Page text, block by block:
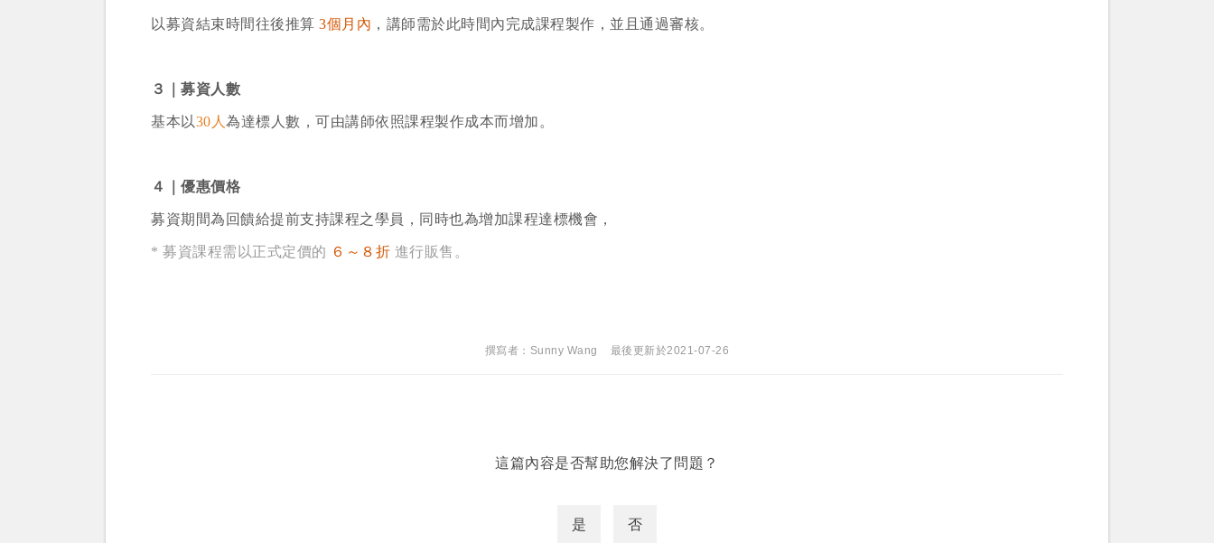
忘記密碼
重設密碼
以募資結束時間往後推算 3個月內 ，講師需於此時間內完成課程製作，並且通過審核。
３｜募資人數
基本以30人 為達標人數，可由講師依照課程製作成本而增加。
４｜優惠價格
募資期間為回饋給提前支持課程之學員，同時也為增加課程達標機會，
* 募資課程需以正式定價的 ６～８折 進行販售。
撰寫者：Sunny Wang 最後更新於2021-07-26
這篇內容是否幫助您解決了問題？